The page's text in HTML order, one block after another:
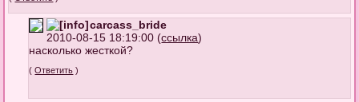
carcass_bride
2010-08-15 18:19:00 (ссылка)
насколько жесткой?
(Ответить )